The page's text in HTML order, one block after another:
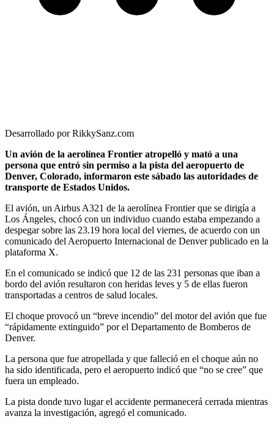
Desarrollado por RikkySanz.com
Un avión de la aerolínea Frontier atropelló y mató a una
persona que entró sin permiso a la pista del aeropuerto de
Denver, Colorado, informaron este sábado las autoridades de
transporte de Estados Unidos.
El avión, un Airbus A321 de la aerolínea Frontier que se dirigía a
Los Ángeles, chocó con un individuo cuando estaba empezando a
despegar sobre las 23.19 hora local del viernes, de acuerdo con un
comunicado del Aeropuerto Internacional de Denver publicado en la
plataforma X.
En el comunicado se indicó que 12 de las 231 personas que iban a
bordo del avión resultaron con heridas leves y 5 de ellas fueron
transportadas a centros de salud locales.
El choque provocó un “breve incendio” del motor del avión que fue
“rápidamente extinguido” por el Departamento de Bomberos de
Denver.
La persona que fue atropellada y que falleció en el choque aún no
ha sido identificada, pero el aeropuerto indicó que “no se cree” que
fuera un empleado.
La pista donde tuvo lugar el accidente permanecerá cerrada mientras
avanza la investigación, agregó el comunicado.